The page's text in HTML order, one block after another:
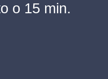
o 15 min.